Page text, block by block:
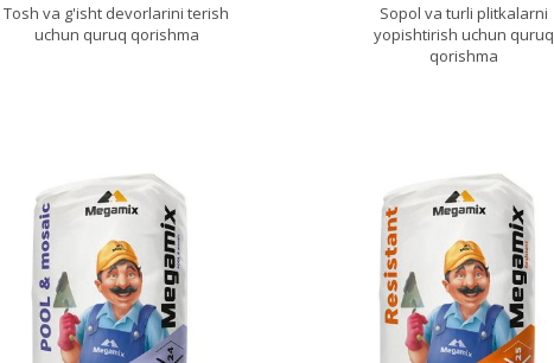
Tosh va g'isht devorlarini terish
uchun quruq qorishma
Sopol va turli plitkalarni
yopishtirish uchun quruq
qorishma